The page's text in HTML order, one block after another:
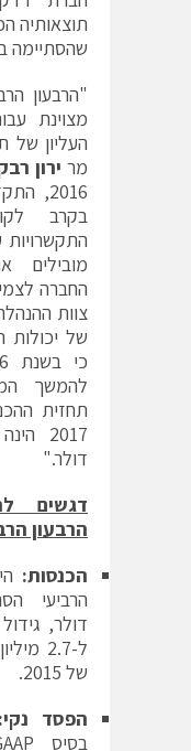
תוצאותיה
שהסתיימה ביום 31
"הרבעון
מצוינת
העליון של
מר ירון
2016,
מובילים
החברה
צוות
של יכולות
להמשך
תחזית
דולר."
דגשים
הרבעון
הכנסות:
ל-2.7
של 2015.
הפסד נקי: